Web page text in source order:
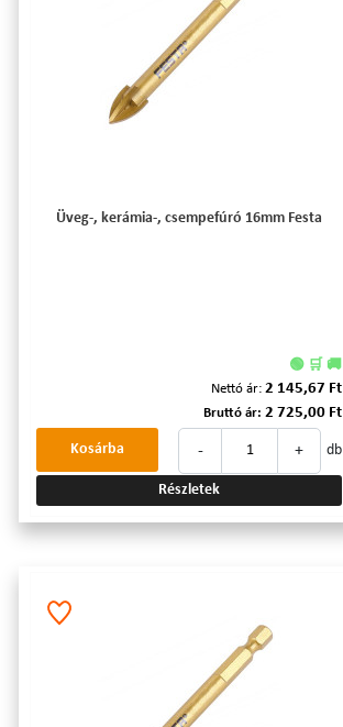
Üveg-, kerámia-, csempefúró 16mm Festa
🟢 🛒 🚚
Nettó ár: 2 145,67 Ft
Bruttó ár: 2 725,00 Ft
- + db
Kosárba
Részletek